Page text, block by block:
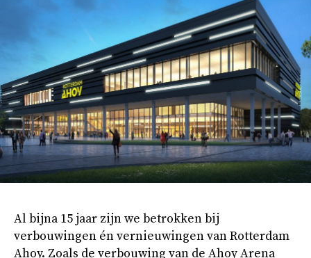
Al bijna 15 jaar zijn we betrokken bij
verbouwingen én vernieuwingen van Rotterdam
Ahoy. Zoals de verbouwing van de Ahoy Arena